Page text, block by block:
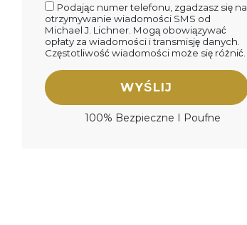
Podając numer telefonu, zgadzasz się na
otrzymywanie wiadomości SMS od
Michael J. Lichner. Mogą obowiązywać
opłaty za wiadomości i transmisję danych.
Częstotliwość wiadomości może się różnić.
WYŚLIJ
100% Bezpieczne I Poufne